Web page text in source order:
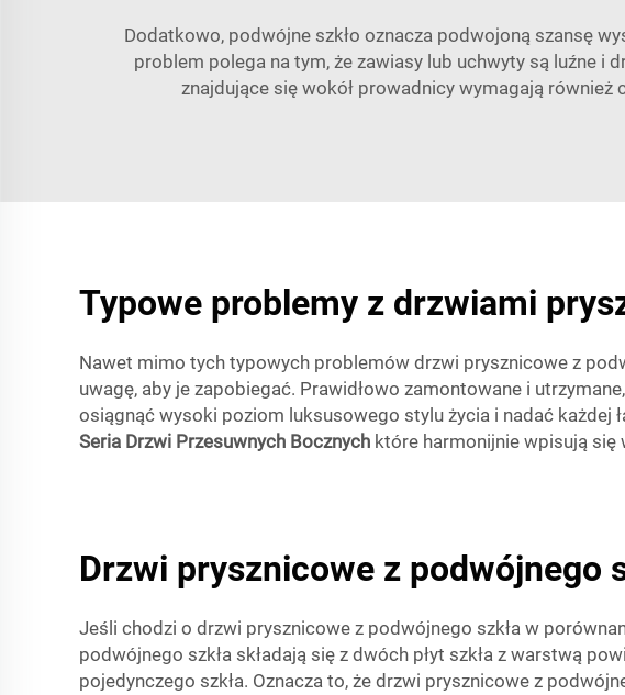
Dodatkowo, podwójne szkło oznacza podwojoną szansę
problem polega na tym, że zawiasy lub uchwyty są luźne i
znajdujące się wokół prowadnicy wymagają
Typowe problemy z drzwiami
Nawet mimo tych typowych problemów drzwi prysznicowe z
uwagę, aby je zapobiegać. Prawidłowo zamontowane i
osiągnąć wysoki poziom luksusowego stylu życia i nadać każdej
Seria Drzwi Przesuwnych Bocznych które harmonijnie wpisują się
Drzwi prysznicowe z podwójnego
Jeśli chodzi o drzwi prysznicowe z podwójnego szkła w
podwójnego szkła składają się z dwóch płyt szkła z warstwą
pojedynczego szkła. Oznacza to, że drzwi prysznicowe z